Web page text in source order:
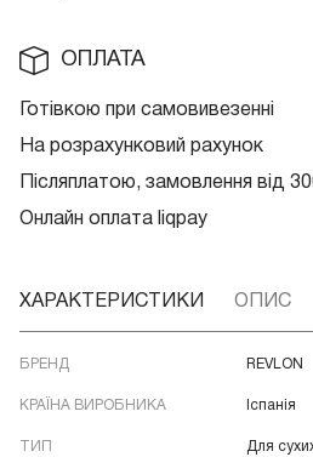
ОПЛАТА
Готівкою при самовивезенні
На розрахунковий рахунок
Післяплатою, замовлення від
Онлайн оплата liqpay
ХАРАКТЕРИСТИКИ ОПИС
БРЕНД REVLON
КРАЇНА ВИРОБНИКА Іспанія
ТИП Для